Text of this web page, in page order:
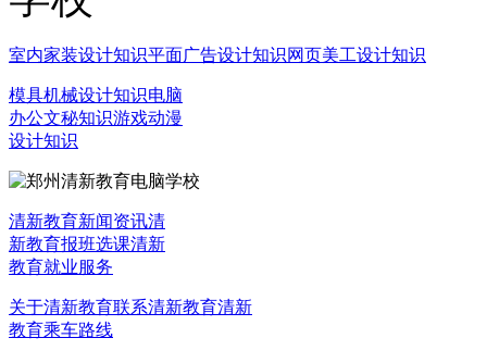
室内家装设计知识平面广告设计知识网页美工设计知识
模具机械设计知识电脑
办公文秘知识游戏动漫
设计知识
清新教育新闻资讯清
新教育报班选课清新
教育就业服务
关于清新教育联系清新教育清新
教育乘车路线